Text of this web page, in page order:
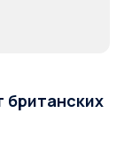
британских